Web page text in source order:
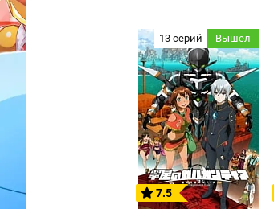
13 серий Вышел
7.5